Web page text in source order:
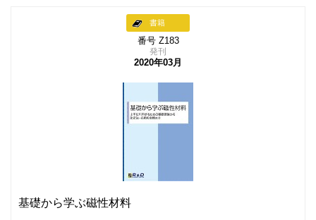
書籍
番号 Z183
発刊
2020年03月
基礎から学ぶ磁性材料